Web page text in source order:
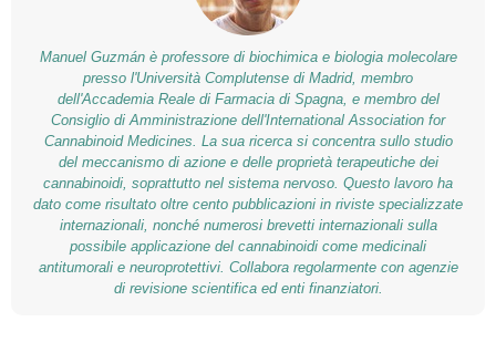
Manuel Guzmán è professore di biochimica e biologia molecolare
presso l'Università Complutense di Madrid, membro
dell'Accademia Reale di Farmacia di Spagna, e membro del
Consiglio di Amministrazione dell'International Association for
Cannabinoid Medicines. La sua ricerca si concentra sullo studio
del meccanismo di azione e delle proprietà terapeutiche dei
cannabinoidi, soprattutto nel sistema nervoso. Questo lavoro ha
dato come risultato oltre cento pubblicazioni in riviste specializzate
internazionali, nonché numerosi brevetti internazionali sulla
possibile applicazione del cannabinoidi come medicinali
antitumorali e neuroprotettivi. Collabora regolarmente con agenzie
di revisione scientifica ed enti finanziatori.